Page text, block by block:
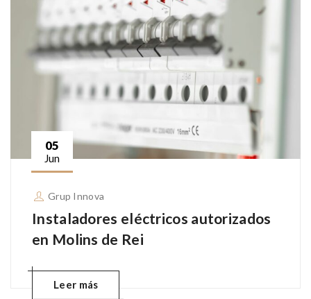
05
Jun
Grup Innova
Instaladores eléctricos autorizados
en Molins de Rei
Leer más